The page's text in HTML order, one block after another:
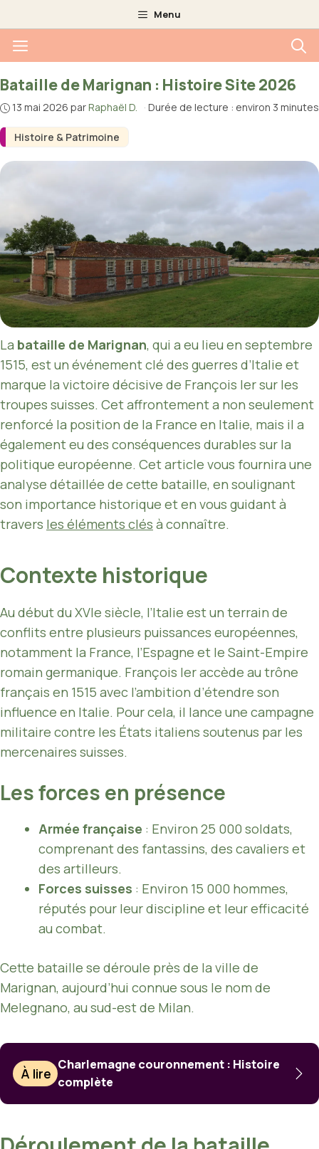
au
contenu
Menu
Menu
Histoire & Patrimoine
Bataille de Marignan : Histoire Site 2026
13 mai 2026 parRaphaël D. · Durée de lecture : environ 3 minutes
La bataille de Marignan, qui a eu lieu en septembre
1515, est un événement clé des guerres d’Italie et
marque la victoire décisive de François Ier sur les
troupes suisses. Cet affrontement a non seulement
renforcé la position de la France en Italie, mais il a
également eu des conséquences durables sur la
politique européenne. Cet article vous fournira une
analyse détaillée de cette bataille, en soulignant
son importance historique et en vous guidant à
travers les éléments clés à connaître.
Contexte historique
Au début du XVIe siècle, l’Italie est un terrain de
conflits entre plusieurs puissances européennes,
notamment la France, l’Espagne et le Saint-Empire
romain germanique. François Ier accède au trône
français en 1515 avec l’ambition d’étendre son
influence en Italie. Pour cela, il lance une campagne
militaire contre les États italiens soutenus par les
mercenaires suisses.
Les forces en présence
Armée française : Environ 25 000 soldats,
comprenant des fantassins, des cavaliers et
des artilleurs.
Forces suisses : Environ 15 000 hommes,
réputés pour leur discipline et leur efficacité
au combat.
Cette bataille se déroule près de la ville de
Marignan, aujourd’hui connue sous le nom de
Melegnano, au sud-est de Milan.
À lire
Charlemagne couronnement : Histoire
complète